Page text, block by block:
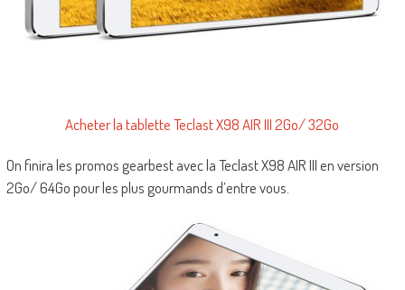
Acheter la tablette Teclast X98 AIR III 2Go/ 32Go
On finira les promos gearbest avec la Teclast X98 AIR III en version
2Go/ 64Go pour les plus gourmands d’entre vous.